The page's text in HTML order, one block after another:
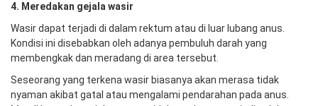
4. M eredakan gejala wasir
Wasir dapat terjadi di dalam rektum atau di luar lubang anus.
Kondisi ini disebabkan oleh adanya pembuluh darah yang
membengkak dan meradang di area tersebut.
Seseorang yang terkena wasir biasanya akan merasa tidak
nyaman akibat gatal atau mengalami pendarahan pada anus.